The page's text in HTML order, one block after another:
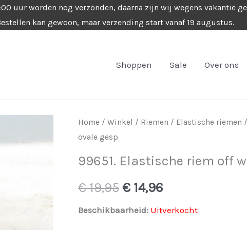
uur worden nog verzonden, daarna zijn wij wegens vakantie
kan gewoon, maar verzending start vanaf 19 augustus.
Shoppen Sale Over ons
Home / Winkel / Riemen / Elastische riemen
ovale gesp
99651. Elastische riem off
€19,95 Oorspronkelijke
prijs
€ 14,96Huidige
prijs
Beschikbaarheid: Uitverkocht